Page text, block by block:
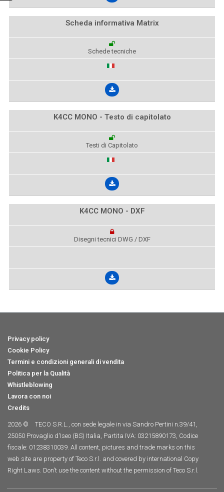
Scheda informativa Matrix
Schede tecniche
K4CC MONO - Testo di capitolato
Testi di Capitolato
K4CC MONO - DXF
Disegni tecnici DWG / DXF
Privacy policy
Cookie Policy
Termini e condizioni generali di vendita
Politica per la Qualità
Whistleblowing
Lavora con noi
Credits
2026 ©
TECO S.R.L., con sede legale in via Sandro Pertini n.39/41,
25050 Provaglio d'Iseo (BS) Italia, Partita IVA: 03215890173, Codice
fiscale: 01238310039. All content, pictures and trade marks on this
web site are property of Teco S.r.l. and covered by international Copy
Right Laws. Don't use the content without the permission of Teco S.r.l.